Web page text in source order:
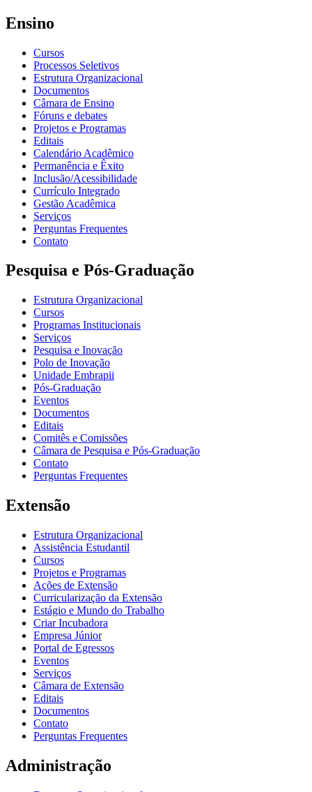
Ensino
Cursos
Processos Seletivos
Estrutura Organizacional
Documentos
Câmara de Ensino
Fóruns e debates
Projetos e Programas
Editais
Calendário Acadêmico
Permanência e Êxito
Inclusão/Acessibilidade
Currículo Integrado
Gestão Acadêmica
Serviços
Perguntas Frequentes
Contato
Pesquisa e Pós-Graduação
Estrutura Organizacional
Cursos
Programas Institucionais
Serviços
Pesquisa e Inovação
Polo de Inovação
Unidade Embrapii
Pós-Graduação
Eventos
Documentos
Editais
Comitês e Comissões
Câmara de Pesquisa e Pós-Graduação
Contato
Perguntas Frequentes
Extensão
Estrutura Organizacional
Assistência Estudantil
Cursos
Projetos e Programas
Ações de Extensão
Curricularização da Extensão
Estágio e Mundo do Trabalho
Criar Incubadora
Empresa Júnior
Portal de Egressos
Eventos
Serviços
Câmara de Extensão
Editais
Documentos
Contato
Perguntas Frequentes
Administração